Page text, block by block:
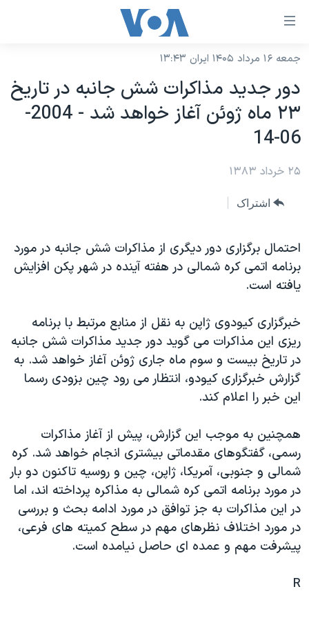
لینکهای
دسترسی
جهش
به
محتوای
اصلی
به
صفحه
به
جستجو
نسخه سبک وب‌سایت
موضوع ها
آمریکا
جهان
گزیده‌ها
ویژه برنامه‌ها
فرهنگ و زندگی
حقوق شهروندی
اقتصادی
علم و فناوری
گالری عکس
آرشیو پخش زنده
برنامه های تلویزیونی
جدول برنامه ها
صفحه‌های ویژه
عملیات خشم حماسی
۲۵۰سالگی آمریکا
مستندها
انتخابات ریاست جمهوری آمریکا ۲۰۲۴
حمله جمهوری اسلامی به اسرائیل
رمز مهسا
اعتراضات زن، زندگی، آزادی
مجموعه مستندهای دادخواهی
تریبونال مردمی آبان ۹۸
دادگاه حمید نوری
چهل سال گروگان‌گیری
پخش رادیویی
یادگیری زبان انگلیسی
دنبال کنید
جمعه ۱۶ مرداد ۱۴۰۵ ایران ۱۳:۴۳
دور جديد مذاکرات شش جانبه در تاريخ
٢٣ ماه ژوئن آغاز خواهد شد - 2004-
06-14
۲۵ خرداد ۱۳۸۳
اشتراک
احتمال برگزاری دور ديگری از مذاکرات شش جانبه در مورد
برنامه اتمی کره شمالی در هفته آينده در شهر پکن افزايش
يافته است.
خبرگزاری کيودوی ژاپن به نقل از منابع مرتبط با برنامه
ريزی اين مذاکرات می گويد دور جديد مذاکرات شش جانبه
در تاريخ بيست و سوم ماه جاری ژوئن آغاز خواهد شد. به
گزارش خبرگزاری کيودو، انتظار می رود چين بزودی رسما
اين خبر را اعلام کند.
همچنين به موجب اين گزارش، پيش از آغاز مذاکرات
رسمی، گفتگوهای مقدماتی بيشتری انجام خواهد شد. کره
شمالی و جنوبی، آمريکا، ژاپن، چين و روسيه تاکنون دو بار
در مورد برنامه اتمی کره شمالی به مذاکره پرداخته اند، اما
در اين مذاکرات به جز توافق در مورد ادامه بحث و بررسی
در مورد اختلاف نظرهای مهم در سطح کميته های فرعی،
پيشرفت مهم و عمده ای حاصل نيامده است.
R